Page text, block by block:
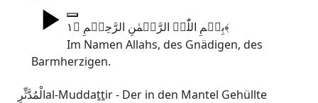
بِسۡمِ اللّٰہِ الرَّحۡمٰنِ الرَّحِیۡمِ ﴿۱﴾
Im Namen Allahs, des Gnädigen, des
Barmherzigen.
الْمُدَّثِّرِal-Muddaṯṯir - Der in den Mantel Gehüllte